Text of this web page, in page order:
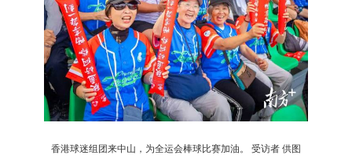
香港球迷组团来中山，为全运会棒球比赛加油。 受访者 供图